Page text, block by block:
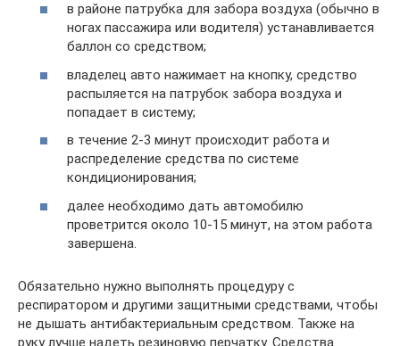
в районе патрубка для забора воздуха (обычно в
ногах пассажира или водителя) устанавливается
баллон со средством;
владелец авто нажимает на кнопку, средство
распыляется на патрубок забора воздуха и
попадает в систему;
в течение 2-3 минут происходит работа и
распределение средства по системе
кондиционирования;
далее необходимо дать автомобилю
проветрится около 10-15 минут, на этом работа
завершена.
Обязательно нужно выполнять процедуру с
респиратором и другими защитными средствами, чтобы
не дышать антибактериальным средством. Также на
руку лучше надеть резиновую перчатку. Средства